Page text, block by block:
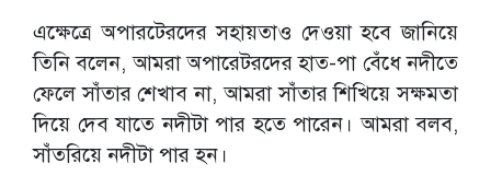
এক্ষেত্রে অপারটেরদের সহায়তাও দেওয়া হবে জানিয়ে
তিনি বলেন, আমরা অপারেটরদের হাত-পা বেঁধে নদীতে
ফেলে সাঁতার শেখাব না, আমরা সাঁতার শিখিয়ে সক্ষমতা
দিয়ে দেব যাতে নদীটা পার হতে পারেন। আমরা বলব,
সাঁতরিয়ে নদীটা পার হন।